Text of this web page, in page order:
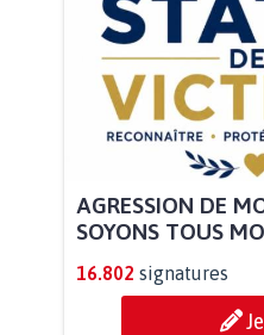
AGRESSION DE
SOYONS TOUS
16.802 signatures